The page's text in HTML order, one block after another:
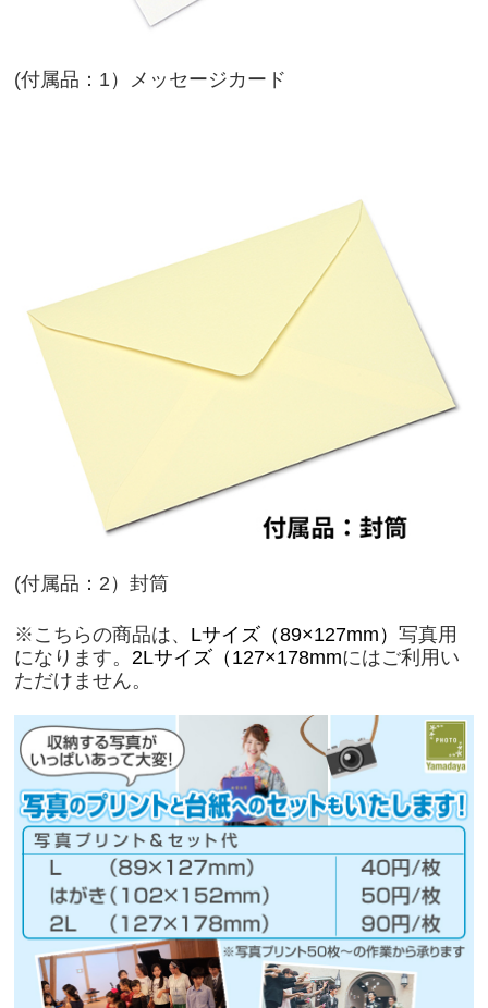
(付属品：1）メッセージカード
(付属品：2）封筒
※こちらの商品は、 Lサイズ（89×127mm）写真用
になります。2Lサイズ（127×178mmにはご利用い
ただけません。